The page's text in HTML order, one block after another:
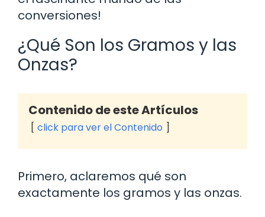
conversiones!
¿Qué Son los Gramos y las
Onzas?
Contenido de este Artículos
click para ver el Contenido
Primero, aclaremos qué son
exactamente los gramos y las onzas.